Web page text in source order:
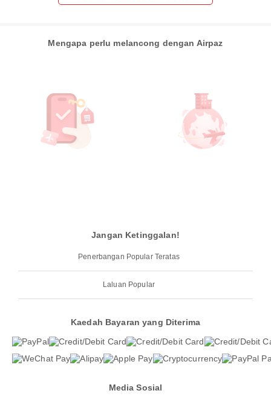
Mengapa perlu melancong dengan Airpaz
Jangan Ketinggalan!
Penerbangan Popular Teratas
Laluan Popular
Kaedah Bayaran yang Diterima
Media Sosial